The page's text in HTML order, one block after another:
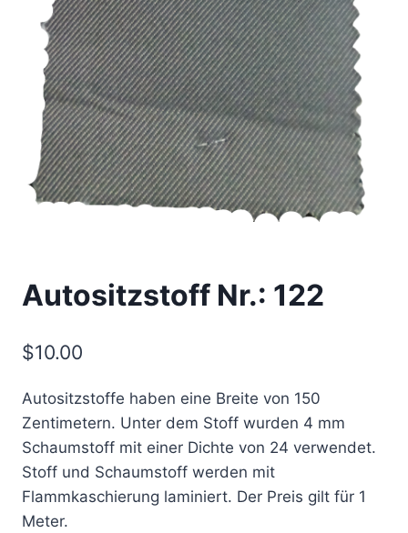
Autositzstoff Nr.: 122
$10.00
Autositzstoffe haben eine Breite von 150
Zentimetern. Unter dem Stoff wurden 4 mm
Schaumstoff mit einer Dichte von 24 verwendet.
Stoff und Schaumstoff werden mit
Flammkaschierung laminiert. Der Preis gilt für 1
Meter.